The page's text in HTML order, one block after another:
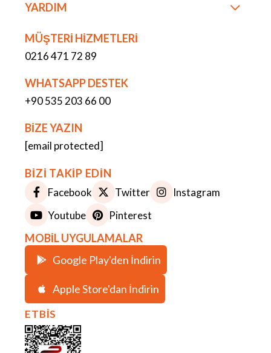
YARDIM
MÜŞTERİ HİZMETLERİ
0216 471 72 89
WHATSAPP DESTEK
+90 535 203 66 00
BİZE YAZIN
[email protected]
BİZİ TAKİP EDİN
Facebook Twitter
Instagram
Youtube
Pinterest
MOBİL UYGULAMALAR
Google Play'den İndirin
Apple Store'dan İndirin
ETBİS